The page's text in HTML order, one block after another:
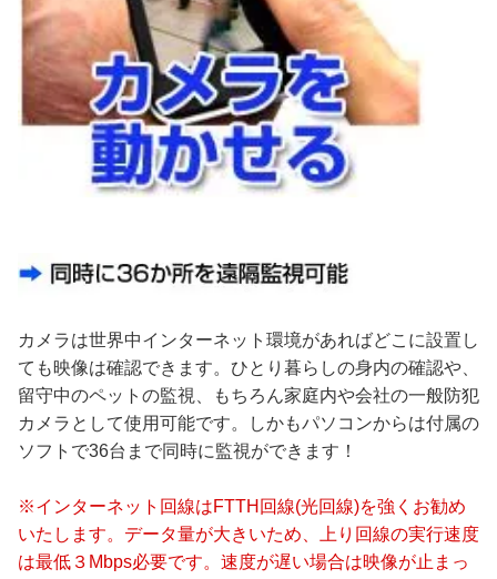
カメラは世界中インターネット環境があればどこに設置し
ても映像は確認できます。ひとり暮らしの身内の確認や、
留守中のペットの監視、もちろん家庭内や会社の一般防犯
カメラとして使用可能です。しかもパソコンからは付属の
ソフトで36台まで同時に監視ができます！
※インターネット回線はFTTH回線(光回線)を強くお勧め
いたします。データ量が大きいため、上り回線の実行速度
は最低３Mbps必要です。速度が遅い場合は映像が止まっ